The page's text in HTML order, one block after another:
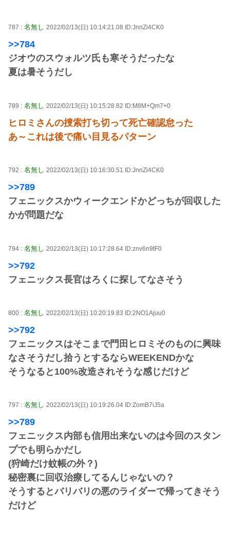
787 : 名無し 2022/02/13(日) 10:14:21.08 ID:JnnZi4CK0
>>784
ジオウのスウォルツ氏も寒そうだったな
夏は暑そうだし
789 : 名無し 2022/02/13(日) 10:15:28.82 ID:M8M+Qm7+0
ヒロミさんの捜索打ち切って死亡確認怠った
あ～これは後で痛い目見るパターン
792 : 名無し 2022/02/13(日) 10:16:30.51 ID:JnnZi4CK0
>>789
フェニックスかウィークエンドかどっちが回収した
かが問題だな
794 : 名無し 2022/02/13(日) 10:17:28.64 ID:znv6n9tF0
>>792
フェニックス長官はろくに探してなさそう
800 : 名無し 2022/02/13(日) 10:20:19.83 ID:2NO1Ajuu0
>>792
フェニックスはそこまで門田ヒロミそのものに興味
なさそうだし拾うとするならWEEKENDかな
そうなると100%改造されそうな感じだけど
797 : 名無し 2022/02/13(日) 10:19:26.04 ID:ZomB7iJ5a
>>789
フェニックス内部も信用出来ないのは今回のスタン
プでも明らかだし
(狩崎だけ蚊帳の外？)
秘密裏に回収治療してるんじゃないの？
そうするとバリバリの悪のライダーで帰ってきそう
だけど